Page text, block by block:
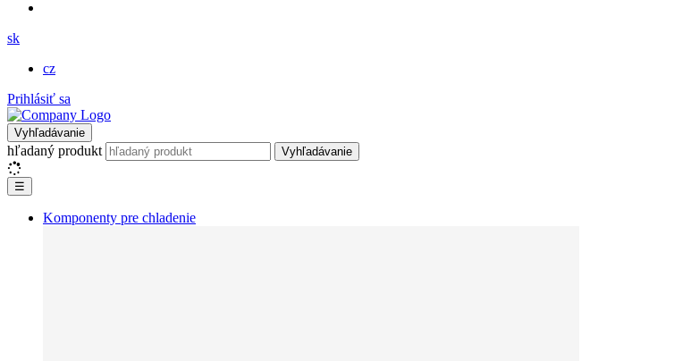
sk
cz
Prihlásiť sa
Vyhľadávanie
hľadaný produkt Vyhľadávanie
☰
Komponenty pre chladenie